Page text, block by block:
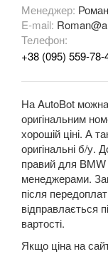
3 Series G20/
4 Series F32
4 Series F33
M4 F82/F83
5 Series E39
M5 E39
5 Series E60
5 Series E61
Менеджер: Роман
E-mail:
Телефон:
+38 (095) 559-78-
На AutoBot
оригінальним
хорошій ціні. А
оригінальні б/у.
правий для
менеджерами.
після
відправлається
вартості.
Якщо ціна на